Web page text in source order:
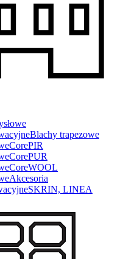
Blachy trapezowe
CorePIR
CorePUR
CoreWOOL
Akcesoria
SKRIN, LINEA